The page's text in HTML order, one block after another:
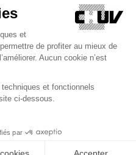
fenêtre)
2025 à 10:19